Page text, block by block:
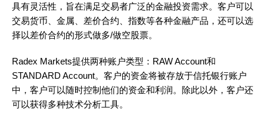
具有灵活性，旨在满足交易者广泛的金融投资需求。客户可以
交易货币、金属、差价合约、指数等各种金融产品，还可以选
择以差价合约的形式做多/做空股票。
Radex Markets提供两种账户类型：RAW Account和
STANDARD Account。客户的资金将被存放于信托银行账户
中，客户可以随时控制他们的资金和利润。除此以外，客户还
可以获得多种技术分析工具。